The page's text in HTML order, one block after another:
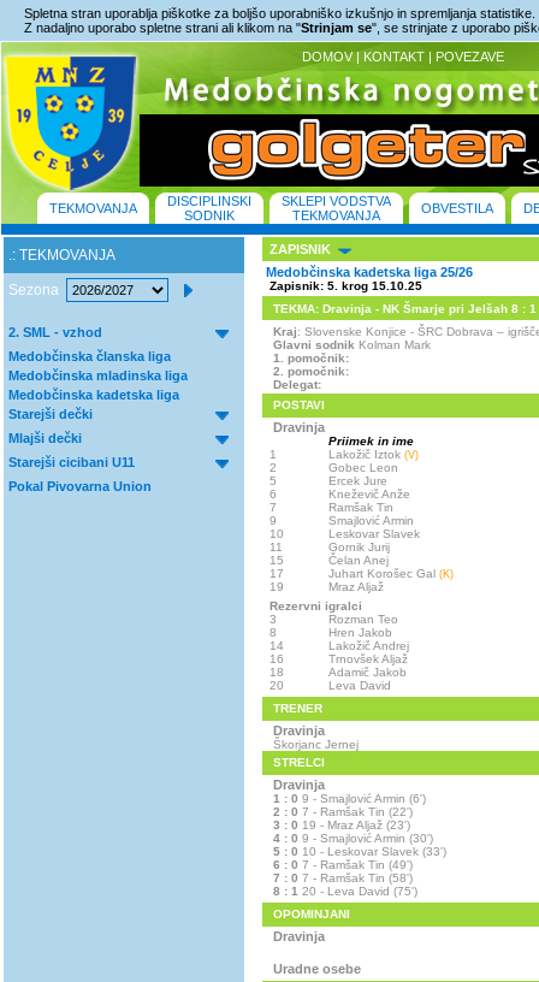
Spletna stran uporablja piškotke za boljšo uporabniško izkušnjo in spremljanja statistike.
Z nadaljno uporabo spletne strani ali klikom na "Strinjam se", se strinjate z uporabo
DOMOV | KONTAKT | POVEZAVE
TEKMOVANJA
DISCIPLINSKI
SODNIK
SKLEPI VODSTVA
TEKMOVANJA
OBVESTILA
.: TEKMOVANJA
Sezona
2. SML - vzhod
Medobčinska članska liga
Medobčinska mladinska liga
Medobčinska kadetska liga
Starejši dečki
Mlajši dečki
Starejši cicibani U11
Pokal Pivovarna Union
ZAPISNIK
Medobčinska kadetska liga 25/26
Zapisnik: 5. krog 15.10.25
TEKMA: Dravinja - NK Šmarje pri Jelšah 8 : 1
Kraj: Slovenske Konjice - ŠRC Dobrava –
Glavni sodnik Kolman Mark
1. pomočnik:
2. pomočnik:
Delegat:
POSTAVI
Dravinja
Priimek in ime
1
Lakožič Iztok (V)
2
Gobec Leon
5
Ercek Jure
6
Kneževič Anže
7
Ramšak Tin
9
Smajlović Armin
10
Leskovar Slavek
11
Gornik Jurij
15
Čelan Anej
17
Juhart Korošec Gal (K)
19
Mraz Aljaž
Rezervni igralci
3
Rozman Teo
8
Hren Jakob
14
Lakožič Andrej
16
Trnovšek Aljaž
18
Adamič Jakob
20
Leva David
TRENER
Dravinja
Škorjanc Jernej
STRELCI
Dravinja
1 : 0 9 - Smajlović Armin (6')
2 : 0 7 - Ramšak Tin (22')
3 : 0 19 - Mraz Aljaž (23')
4 : 0 9 - Smajlović Armin (30')
5 : 0 10 - Leskovar Slavek (33')
6 : 0 7 - Ramšak Tin (49')
7 : 0 7 - Ramšak Tin (58')
8 : 1 20 - Leva David (75')
OPOMINJANI
Dravinja
Uradne osebe